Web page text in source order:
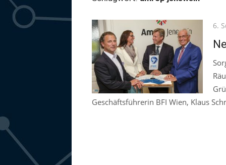
6.
Geschäftsführerin BFI Wien, Klaus